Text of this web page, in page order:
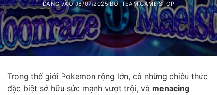
ĐĂNG VÀO08/07/2025 BỞITEAM GAME STOP
Trong thế giới Pokemon rộng lớn, có những chiêu thức
đặc biệt sở hữu sức mạnh vượt trội, và menacing